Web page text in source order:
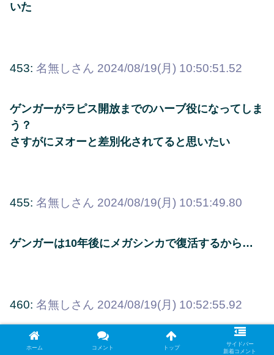
いた
453: 名無しさん 2024/08/19(月) 10:50:51.52
ゲンガーがラピス開放までのハーブ役になってしま
う？
さすがにヌオーと差別化されてると思いたい
455: 名無しさん 2024/08/19(月) 10:51:49.80
ゲンガーは10年後にメガシンカで復活するから…
460: 名無しさん 2024/08/19(月) 10:52:55.92
そもそもゲンガーは60以降ゴローニャに殺されるの
ホーム コメント トップ
サイドバー
新着コメント